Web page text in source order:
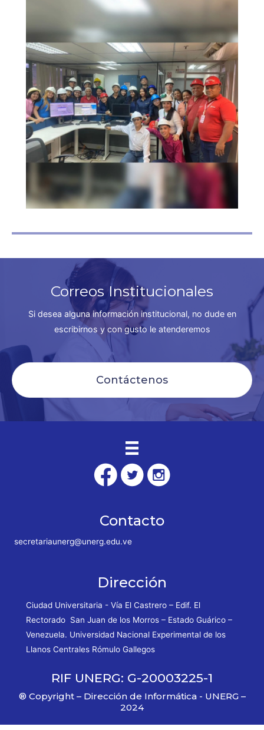
Correos Institucionales
Si desea alguna información institucional, no dude en
escribirnos y con gusto le atenderemos
Contáctenos
Contacto
secretariaunerg@unerg.edu.ve
Dirección
Ciudad Universitaria - Vía El Castrero – Edif. El
Rectorado San Juan de los Morros – Estado Guárico –
Venezuela. Universidad Nacional Experimental de los
Llanos Centrales Rómulo Gallegos
RIF UNERG: G-20003225-1
® Copyright – Dirección de Informática - UNERG –
2024